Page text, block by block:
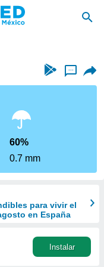
...
60%
0.7 mm
para vivir el
en España
Instalar